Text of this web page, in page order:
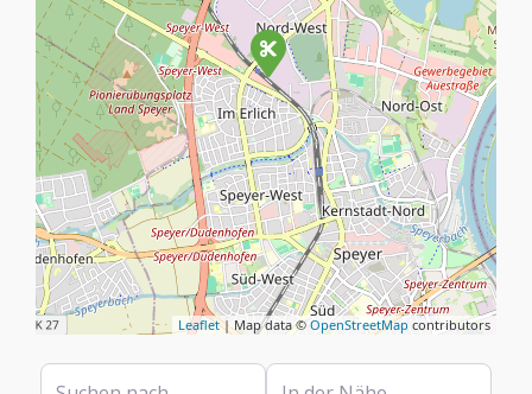
Leaflet| Map data © OpenStreetMap contributors
Suchen nach In der Nähe